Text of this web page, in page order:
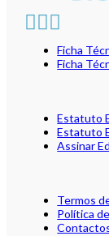
Ficha
Ficha
Estatuto
Estatuto
Assinar
Termos
Política